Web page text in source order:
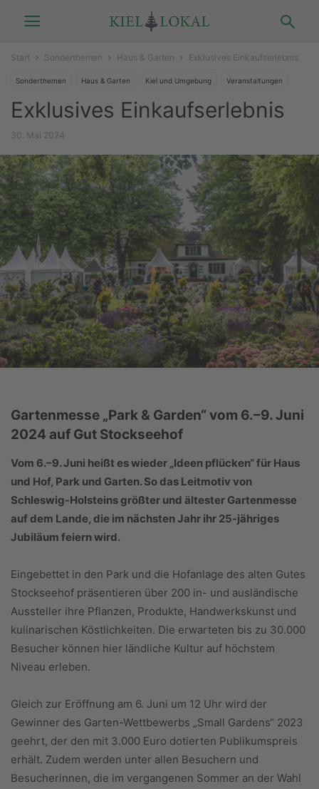
Start Sonderthemen Haus & Garten Exklusives Einkaufserlebnis
Sonderthemen Haus & Garten Kiel und Umgebung Veranstaltungen
Exklusives Einkaufserlebnis
30. Mai 2024
Gartenmesse „Park & Garden“ vom 6.–9. Juni
2024 auf Gut Stockseehof
Vom 6.–9. Juni heißt es wieder „Ideen pflücken“ für Haus
und Hof, Park und Garten. So das Leitmotiv von
Schleswig-Holsteins größter und ältester Gartenmesse
auf dem Lande, die im nächsten Jahr ihr 25-jähriges
Jubiläum feiern wird.
Eingebettet in den Park und die Hofanlage des alten Gutes
Stockseehof präsentieren über 200 in- und ausländische
Aussteller ihre Pflanzen, Produkte, Handwerkskunst und
kulinarischen Köstlichkeiten. Die erwarteten bis zu 30.000
Besucher können hier ländliche Kultur auf höchstem
Niveau erleben.
Gleich zur Eröffnung am 6. Juni um 12 Uhr wird der
Gewinner des Garten-Wettbewerbs „Small Gardens“ 2023
geehrt, der den mit 3.000 Euro dotierten Publikumspreis
erhält. Zudem werden unter allen Besuchern und
Besucherinnen, die im vergangenen Sommer an der Wahl